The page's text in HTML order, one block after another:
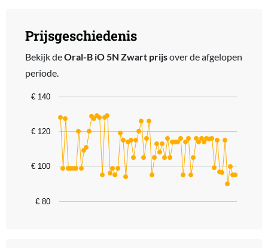
Prijsgeschiedenis
Bekijk deOral-B iO 5N Zwart prijsover de afgelopen
periode.
Chart
Line chart with 68 data points.
The chart has 1 X axis displaying categories.
The chart has 1 Y axis displaying values. Data ranges from 89.99
€ 80
€ 100
€ 120
€ 140